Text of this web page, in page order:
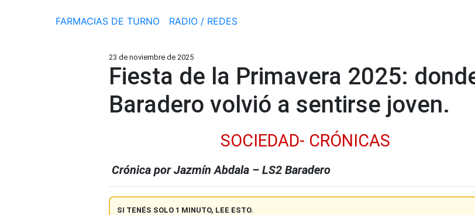
FARMACIAS DE TURNO RADIO / REDES
23 de noviembre de 2025
Fiesta de la Primavera 2025:
Baradero volvió a sentirse joven.
SOCIEDAD- CRÓNICAS
Crónica por Jazmín Abdala – LS2 Baradero
SI TENÉS SOLO 1 MINUTO, LEE ESTO.